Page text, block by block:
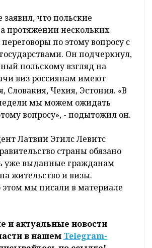
что польские
протяжении нескольких
по этому вопросу с
Он подчеркнул,
польскому взгляд на
виз россиянам имеют
Словакия, Чехия, Эстония. «В
мы можем ожидать
вопросу», - подытожил он.
Латвии Эгилс Левитс
страны обязано
уже выданные гражданам
жительство и визы.
этом мы писали в материале
и актуальные новости
в нашем Telegram-